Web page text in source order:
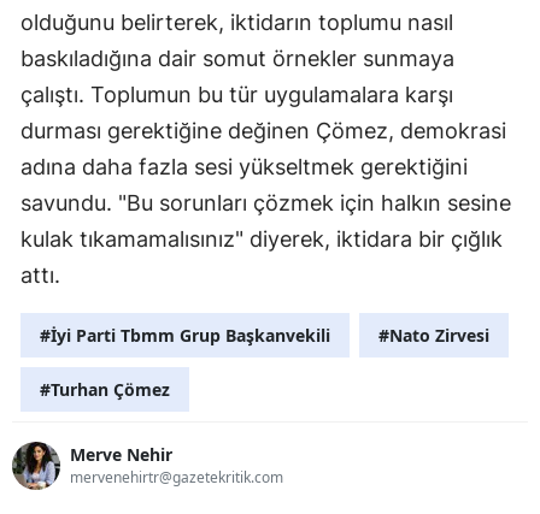
olduğunu belirterek, iktidarın toplumu nasıl
baskıladığına dair somut örnekler sunmaya
çalıştı. Toplumun bu tür uygulamalara karşı
durması gerektiğine değinen Çömez, demokrasi
adına daha fazla sesi yükseltmek gerektiğini
savundu. "Bu sorunları çözmek için halkın sesine
kulak tıkamamalısınız" diyerek, iktidara bir çığlık
attı.
#İyi Parti Tbmm Grup Başkanvekili #Nato Zirvesi
#Turhan Çömez
Merve Nehir
mervenehirtr@gazetekritik.com